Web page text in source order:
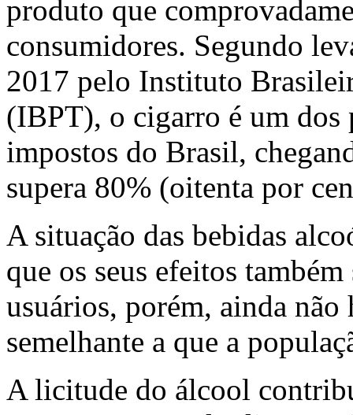
produto que
consumidores. Segundo
2017 pelo Instituto
(IBPT), o cigarro é um dos
impostos do Brasil,
supera 80% (oitenta por
A situação das bebidas
que os seus efeitos
usuários, porém, ainda não
semelhante a que a
A licitude do álcool